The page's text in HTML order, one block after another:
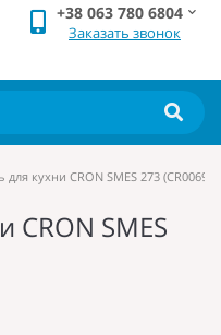
+38 063 780 6804
Заказать звонок
кухни CRON SMES 273 (CR0069)
CRON SMES